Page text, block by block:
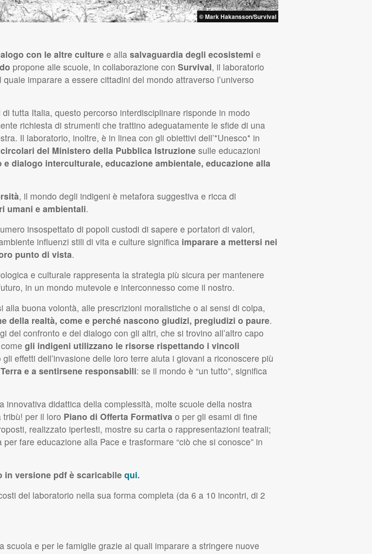
© Mark Hakansson/Survival
con le altre culture e alla salvaguardia degli ecosistemi e
propone alle scuole, in collaborazione con Survival, il laboratorio
imparare a essere cittadini del mondo attraverso l’universo
tutta Italia, questo percorso interdisciplinare risponde in modo
richiesta di strumenti che trattino adeguatamente le sfide di una
Il laboratorio, inoltre, è in linea con gli obiettivi dell’*Unesco* in
del Ministero della Pubblica Istruzione sulle educazioni
e dialogo interculturale, educazione ambientale, educazione alla
, il mondo degli indigeni è metafora suggestiva e ricca di
umani e ambientali.
insospettato di popoli custodi di sapere e portatori di valori,
influenzi stili di vita e culture significa imparare a mettersi nei
punto di vista.
e culturale rappresenta la strategia più sicura per mantenere
in un mondo mutevole e interconnesso come il nostro.
buona volontà, alle prescrizioni moralistiche o ai sensi di colpa,
della realtà, come e perché nascono giudizi, pregiudizi o paure.
del confronto e del dialogo con gli altri, che si trovino all’altro capo
gli indigeni utilizzano le risorse rispettando i vincoli
effetti dell’invasione delle loro terre aiuta i giovani a riconoscere più
e a sentirsene responsabili: se il mondo è “un tutto”, significa
didattica della complessità, molte scuole della nostra
per il loro Piano di Offerta Formativa o per gli esami di fine
realizzato ipertesti, mostre su carta o rappresentazioni teatrali;
fare educazione alla Pace e trasformare “ciò che si conosce” in
in versione pdf è scaricabile qui.
del laboratorio nella sua forma completa (da 6 a 10 incontri, di 2
scuola e per le famiglie grazie ai quali imparare a stringere nuove